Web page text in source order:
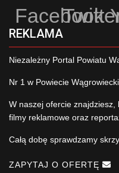
Facebook
REKLAMA
Niezależny Portal Powiatu
Nr 1 w Powiecie
W naszej ofercie znajdziesz,
filmy reklamowe oraz
Całą dobę sprawdzamy
ZAPYTAJ O OFERTĘ